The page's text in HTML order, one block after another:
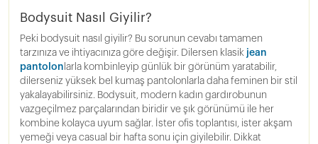
Bodysuit Nasıl Giyilir?
Peki bodysuit nasıl giyilir? Bu sorunun cevabı tamamen
tarzınıza ve ihtiyacınıza göre değişir. Dilersen klasik jean
pantolon larla kombinleyip günlük bir görünüm yaratabilir,
dilerseniz yüksek bel kumaş pantolonlarla daha feminen bir stil
yakalayabilirsiniz. Bodysuit, modern kadın gardırobunun
vazgeçilmez parçalarından biridir ve şık görünümü ile her
kombine kolayca uyum sağlar. İster ofis toplantısı, ister akşam
yemeği veya casual bir hafta sonu için giyilebilir. Dikkat